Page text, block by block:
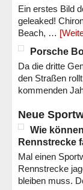
Ein erstes Bild
geleaked!
Beach, …
Porsche
Da die dritte
den Straßen
kommenden
Neue
Wie
Rennstrecke
Mal einen
Rennstrecke
bleiben muss.